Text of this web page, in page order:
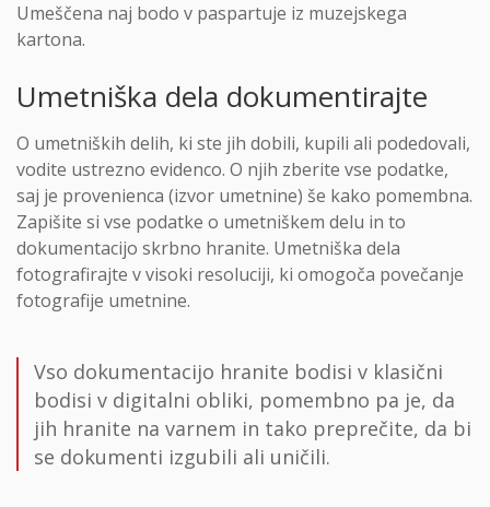
Umeščena naj bodo v paspartuje iz muzejskega
kartona.
Umetniška dela dokumentirajte
O umetniških delih, ki ste jih dobili, kupili ali podedovali,
vodite ustrezno evidenco. O njih zberite vse podatke,
saj je provenienca (izvor umetnine) še kako pomembna.
Zapišite si vse podatke o umetniškem delu in to
dokumentacijo skrbno hranite. Umetniška dela
fotografirajte v visoki resoluciji, ki omogoča povečanje
fotografije umetnine.
Vso dokumentacijo hranite bodisi v klasični
bodisi v digitalni obliki, pomembno pa je, da
jih hranite na varnem in tako preprečite, da bi
se dokumenti izgubili ali uničili.